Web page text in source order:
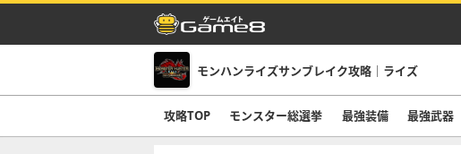
モンハンライズサンブレイク攻略｜ライズ
攻略TOP モンスター総選挙 最強装備 最強武器